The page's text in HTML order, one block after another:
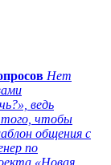
Нет
ведь
того, чтобы
общения с
по
«Новая